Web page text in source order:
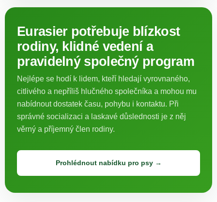
Eurasier potřebuje blízkost
rodiny, klidné vedení a
pravidelný společný program
Nejlépe se hodí k lidem, kteří hledají vyrovnaného,
citlivého a nepříliš hlučného společníka a mohou mu
nabídnout dostatek času, pohybu i kontaktu. Při
správné socializaci a laskavé důslednosti je z něj
věrný a příjemný člen rodiny.
Prohlédnout nabídku pro psy →